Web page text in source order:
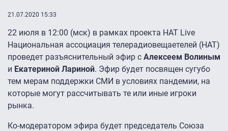
21.07.2020 15:33
22 июля в 12:00 (мск) в рамках проекта НАТ Live
Национальная ассоциация телерадиовещаетелей (НАТ)
проведет разъяснительный эфир с Алексеем Волиным
и Екатериной Лариной. Эфир будет посвящен сугубо
тем мерам поддержки СМИ в условиях пандемии, на
которые могут рассчитывать те или иные игроки
рынка.
Ко-модератором эфира будет председатель Союза